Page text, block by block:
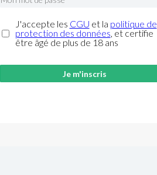
J'accepte les CGU et la politique de
protection des données, et certifie
être âgé de plus de 18 ans